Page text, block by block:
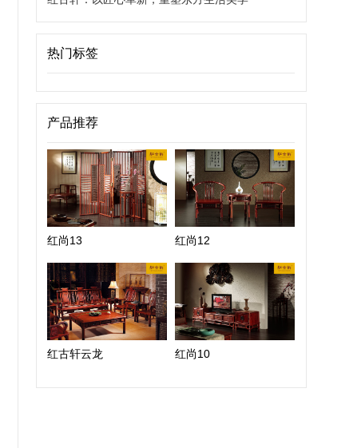
热门标签
产品推荐
红尚13 红尚12
红古轩云龙 红尚10